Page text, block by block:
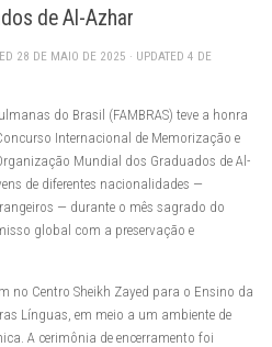
de Al-Azhar
28 DE MAIO DE 2025 · UPDATED 4 DE
do Brasil (FAMBRAS) teve a honra
Internacional de Memorização e
Mundial dos Graduados de Al-
de diferentes nacionalidades —
— durante o mês sagrado do
global com a preservação e
no Centro Sheikh Zayed para o Ensino da
Línguas, em meio a um ambiente de
A cerimônia de encerramento foi